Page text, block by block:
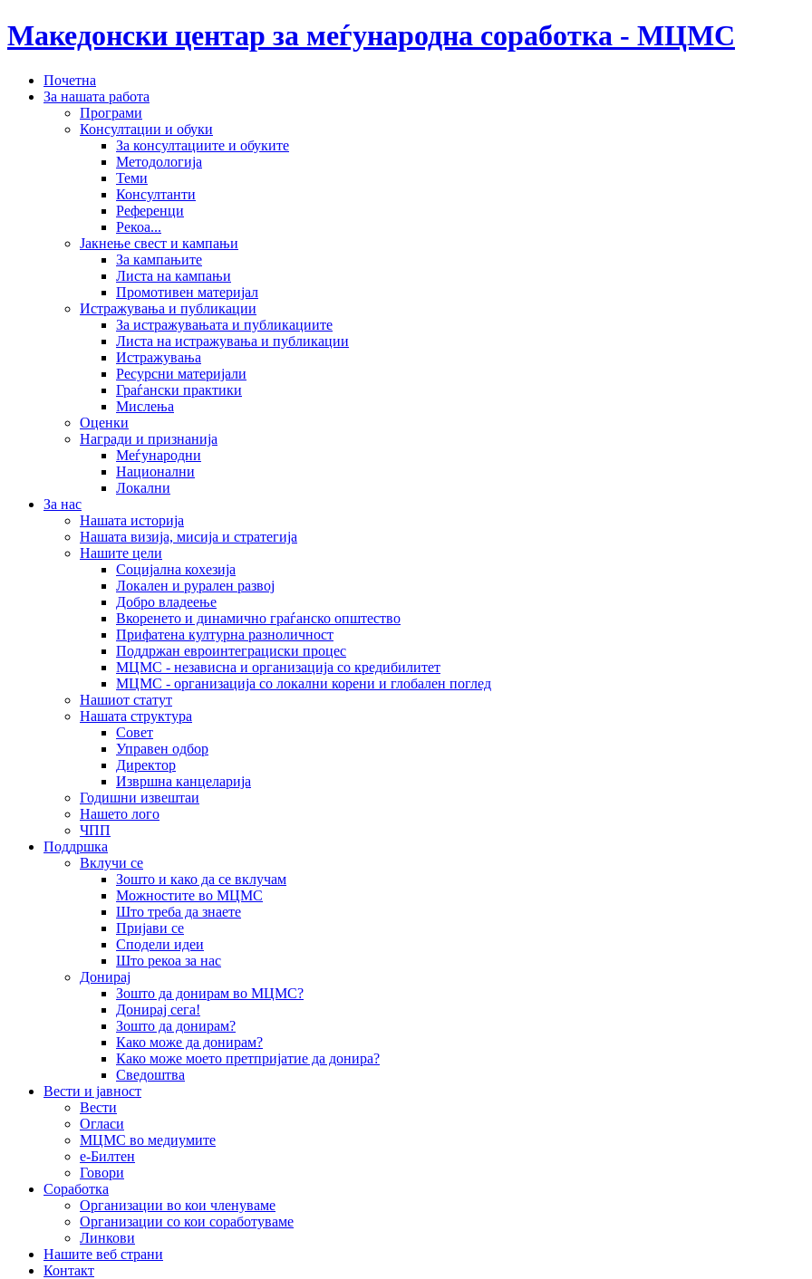
Македонски центар за меѓународна соработка - МЦМС
Почетна
За нашата работа
Програми
Консултации и обуки
За консултациите и обуките
Методологија
Теми
Консултанти
Референци
Рекоа...
Јакнење свест и кампањи
За кампањите
Листа на кампањи
Промотивен материјал
Истражувања и публикации
За истражувањата и публикациите
Листа на истражувања и публикации
Истражувања
Ресурсни материјали
Граѓански практики
Мислења
Оценки
Награди и признанија
Меѓународни
Национални
Локални
За нас
Нашата историја
Нашата визија, мисија и стратегија
Нашите цели
Социјална кохезија
Локален и рурален развој
Добро владеење
Вкоренето и динамично граѓанско општество
Прифатена културна разноличност
Поддржан евроинтеграциски процес
МЦМС - независна и организација со кредибилитет
МЦМС - организација со локални корени и глобален поглед
Нашиот статут
Нашата структура
Совет
Управен одбор
Директор
Извршна канцеларија
Годишни извештаи
Нашето лого
ЧПП
Поддршка
Вклучи се
Зошто и како да се вклучам
Можностите во МЦМС
Што треба да знаете
Пријави се
Сподели идеи
Што рекоа за нас
Донирај
Зошто да донирам во МЦМС?
Донирај сега!
Зошто да донирам?
Како може да донирам?
Како може моето претпријатие да донира?
Сведоштва
Вести и јавност
Вести
Огласи
МЦМС во медиумите
е-Билтен
Говори
Соработка
Организации во кои членуваме
Организации со кои соработуваме
Линкови
Нашите веб страни
Контакт